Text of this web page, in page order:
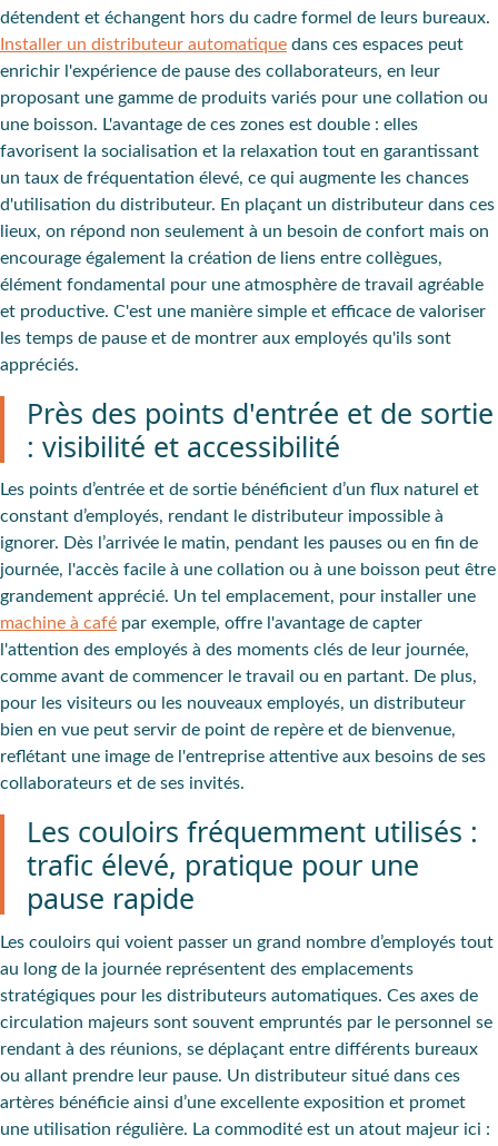
détendent et échangent hors du cadre formel de leurs bureaux.
Installer un distributeur automatique dans ces espaces peut
enrichir l'expérience de pause des collaborateurs, en leur
proposant une gamme de produits variés pour une collation ou
une boisson. L'avantage de ces zones est double : elles
favorisent la socialisation et la relaxation tout en garantissant
un taux de fréquentation élevé, ce qui augmente les chances
d'utilisation du distributeur. En plaçant un distributeur dans ces
lieux, on répond non seulement à un besoin de confort mais on
encourage également la création de liens entre collègues,
élément fondamental pour une atmosphère de travail agréable
et productive. C'est une manière simple et efficace de valoriser
les temps de pause et de montrer aux employés qu'ils sont
appréciés.
Près des points d'entrée et de sortie
: visibilité et accessibilité
Les points d’entrée et de sortie bénéficient d’un flux naturel et
constant d’employés, rendant le distributeur impossible à
ignorer. Dès l’arrivée le matin, pendant les pauses ou en fin de
journée, l'accès facile à une collation ou à une boisson peut être
grandement apprécié. Un tel emplacement, pour installer une
machine à café par exemple, offre l'avantage de capter
l'attention des employés à des moments clés de leur journée,
comme avant de commencer le travail ou en partant. De plus,
pour les visiteurs ou les nouveaux employés, un distributeur
bien en vue peut servir de point de repère et de bienvenue,
reflétant une image de l'entreprise attentive aux besoins de ses
collaborateurs et de ses invités.
Les couloirs fréquemment utilisés :
trafic élevé, pratique pour une
pause rapide
Les couloirs qui voient passer un grand nombre d’employés tout
au long de la journée représentent des emplacements
stratégiques pour les distributeurs automatiques. Ces axes de
circulation majeurs sont souvent empruntés par le personnel se
rendant à des réunions, se déplaçant entre différents bureaux
ou allant prendre leur pause. Un distributeur situé dans ces
artères bénéficie ainsi d’une excellente exposition et promet
une utilisation régulière. La commodité est un atout majeur ici :